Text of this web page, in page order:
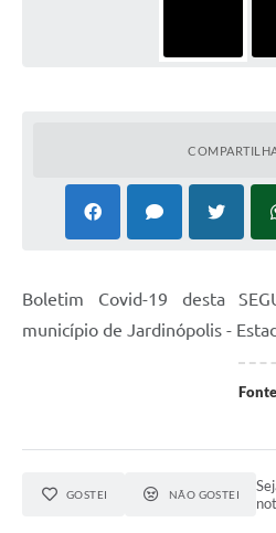
Boletim Covid-19 desta
município de Jardinópolis -
GOSTEI NÃO GOSTEI